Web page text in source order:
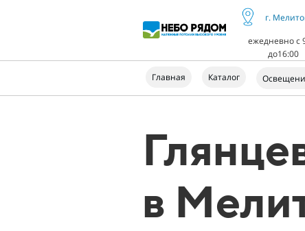
г.
ежедневно с
до16:00
Главная Каталог
в